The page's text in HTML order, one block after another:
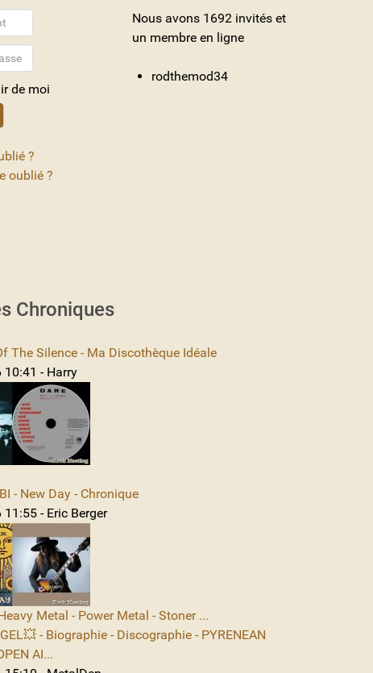
de moi
?
oublié ?
Nous avons 1692 invités et
un membre en ligne
rodthemod34
Chroniques
The Silence - Ma Discothèque Idéale
10:41 - Harry
- New Day - Chronique
- Eric Berger
Metal - Power Metal - Stoner ...
- Biographie - Discographie - PYRENEAN
AI...